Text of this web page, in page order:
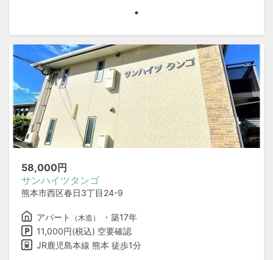
58,000円
サンハイツタンゴ
熊本市西区春日3丁目24-9
アパート （木造）
・築17年
11,000円(税込) 空要確認
JR鹿児島本線 熊本 徒歩1分